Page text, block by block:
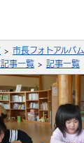
背景色
青
文字の大きさ
標準
市長フォトアルバム
事一覧 記事一覧